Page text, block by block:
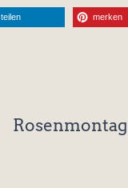
teilen merken